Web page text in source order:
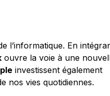
l’informatique. En
ouvre la voie à une
investissent également
nos vies quotidiennes.